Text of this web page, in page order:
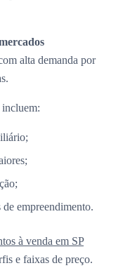
alta demanda por
empreendimento.
à venda em SP
e faixas de preço.